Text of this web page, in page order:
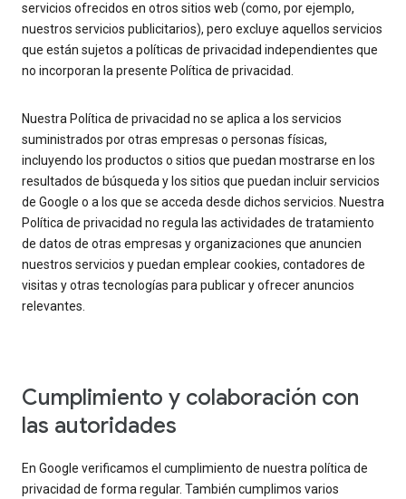
servicios ofrecidos en otros sitios web (como, por ejemplo,
nuestros servicios publicitarios), pero excluye aquellos servicios
que están sujetos a políticas de privacidad independientes que
no incorporan la presente Política de privacidad.
Nuestra Política de privacidad no se aplica a los servicios
suministrados por otras empresas o personas físicas,
incluyendo los productos o sitios que puedan mostrarse en los
resultados de búsqueda y los sitios que puedan incluir servicios
de Google o a los que se acceda desde dichos servicios. Nuestra
Política de privacidad no regula las actividades de tratamiento
de datos de otras empresas y organizaciones que anuncien
nuestros servicios y puedan emplear cookies, contadores de
visitas y otras tecnologías para publicar y ofrecer anuncios
relevantes.
Cumplimiento y colaboración con
las autoridades
En Google verificamos el cumplimiento de nuestra política de
privacidad de forma regular. También cumplimos varios